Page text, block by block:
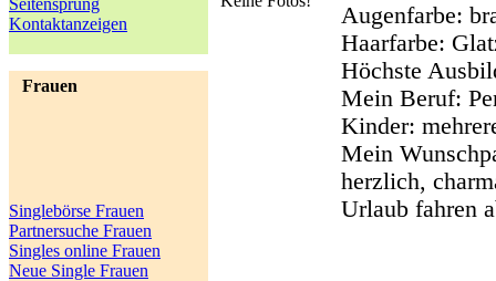
Seitensprung
Kontaktanzeigen
Frauen
Singlebörse Frauen
Partnersuche Frauen
Singles online Frauen
Neue Single Frauen
Augenfarbe:
Haarfarbe:
Höchste
Mein Beruf:
Kinder:
Mein
herzlich,
Urlaub fahren